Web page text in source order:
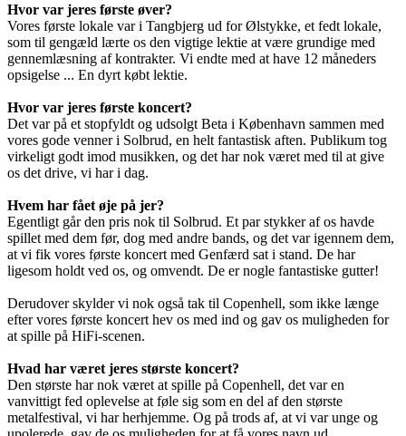
Hvor var jeres første øver?
Vores første lokale var i Tangbjerg ud for Ølstykke, et fedt lokale,
som til gengæld lærte os den vigtige lektie at være grundige med
gennemlæsning af kontrakter. Vi endte med at have 12 måneders
opsigelse ... En dyrt købt lektie.
Hvor var jeres første koncert?
Det var på et stopfyldt og udsolgt Beta i København sammen med
vores gode venner i Solbrud, en helt fantastisk aften. Publikum tog
virkeligt godt imod musikken, og det har nok været med til at give
os det drive, vi har i dag.
Hvem har fået øje på jer?
Egentligt går den pris nok til Solbrud. Et par stykker af os havde
spillet med dem før, dog med andre bands, og det var igennem dem,
at vi fik vores første koncert med Genfærd sat i stand. De har
ligesom holdt ved os, og omvendt. De er nogle fantastiske gutter!
Derudover skylder vi nok også tak til Copenhell, som ikke længe
efter vores første koncert hev os med ind og gav os muligheden for
at spille på HiFi-scenen.
Hvad har været jeres største koncert?
Den største har nok været at spille på Copenhell, det var en
vanvittigt fed oplevelse at føle sig som en del af den største
metalfestival, vi har herhjemme. Og på trods af, at vi var unge og